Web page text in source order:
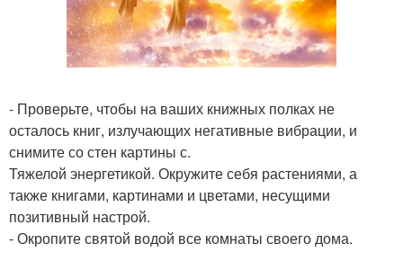
- Проверьте, чтобы на ваших книжных полках не
осталось книг, излучающих негативные вибрации, и
снимите со стен картины с.
Тяжелой энергетикой. Окружите себя растениями, а
также книгами, картинами и цветами, несущими
позитивный настрой.
- Окропите святой водой все комнаты своего дома.